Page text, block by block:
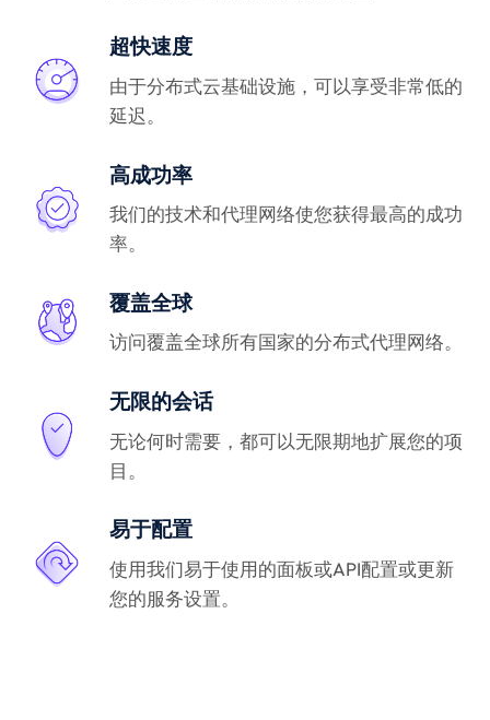
超快速度
由于分布式云基础设施，可以享受非常低的
延迟。
高成功率
我们的技术和代理网络使您获得最高的成功
率。
覆盖全球
访问覆盖全球所有国家的分布式代理网络。
无限的会话
无论何时需要，都可以无限期地扩展您的项
目。
易于配置
使用我们易于使用的面板或API配置或更新
您的服务设置。